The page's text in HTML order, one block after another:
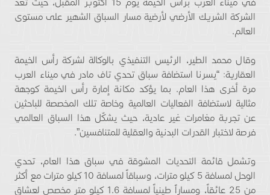
الشركة الشريك الأرضي لأرضية مسار السباق الشهير على مستوى
العالم.
وقال محمد الطير، الرئيس التنفيذي بالوكالة لشركة رأس الخيمة
العقارية: “يسرنا استضافة سباق تحدي تاف مادر في ميناء العرب
مرة أخرى هذا العام. بما يؤكد مكانة إمارة رأس الخيمة كوجهة
مثالية لاستضافة الفعاليات العالمية وخاصة تلك المخصصة للباحثين
عن تجربة مغامرات غير عادية، حيث يشكّل هذا السباق العالمي
فرصة لاختبار القدرات البدنية والعقلية للمتنافسين”.
وتشمل قائمة التحديات المشوقة في سباق هذا العام، تحدي
الوحل لمسافة 5 كيلو مترات، وسباقاً لمسافة 10 كيلو مترات مع أكثر
من 25 عائقاً، ومساراً طينياً لمسافة 1.6 كيلو متر مخصص لعشاق